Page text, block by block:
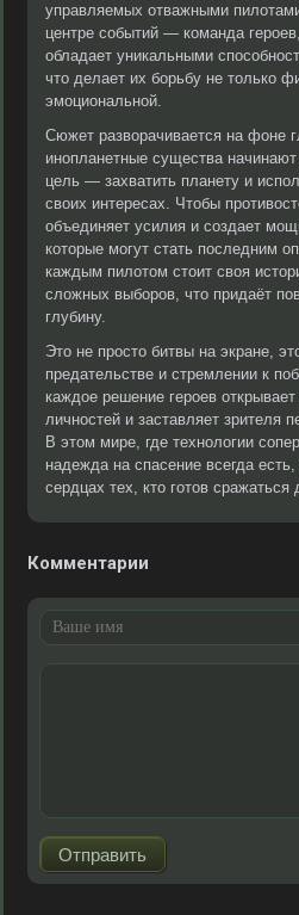
управляемых отважными
центре событий — команда
обладает уникальными
что делает их борьбу не только
эмоциональной.
Сюжет разворачивается на фоне
инопланетные существа
цель — захватить планету и
своих интересах. Чтобы
объединяет усилия и создает
которые могут стать последним
каждым пилотом стоит своя
сложных выборов, что придаёт
глубину.
Это не просто битвы на экране,
предательстве и стремлении к
каждое решение героев
личностей и заставляет зрителя
В этом мире, где технологии
надежда на спасение всегда
сердцах тех, кто готов сражаться
Комментарии